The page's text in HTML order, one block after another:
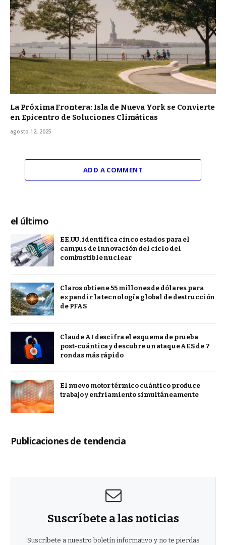
La Próxima Frontera: Isla de Nueva York se Convierte
en Epicentro de Soluciones Climáticas
agosto 12, 2025
ADD A COMMENT
el último
EE.UU. identifica cinco estados para el
campus de innovación del ciclo del
combustible nuclear
Claros obtiene 55 millones de dólares para
expandir la tecnología global de destrucción
de PFAS
Claude AI descifra el esquema de prueba
post-cuántica y descubre un ataque AES de 7
rondas más rápido
El nuevo motor térmico cuántico produce
trabajo y enfriamiento simultáneamente
Publicaciones de tendencia
Suscríbete a las noticias
Suscríbete a nuestro boletín informativo y no te pierdas